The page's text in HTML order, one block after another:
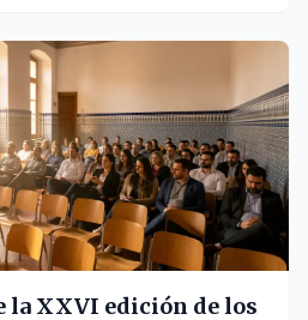
la XXVI edición de los